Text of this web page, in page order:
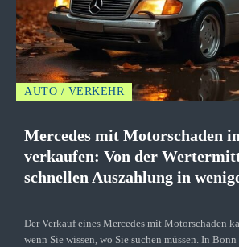
AUTO / VERKEHR
Mercedes mit Motorschaden
verkaufen: Von der
schnellen Auszahlung in
Der Verkauf eines Mercedes mit Motorschaden
wenn Sie wissen, wo Sie suchen müssen. In